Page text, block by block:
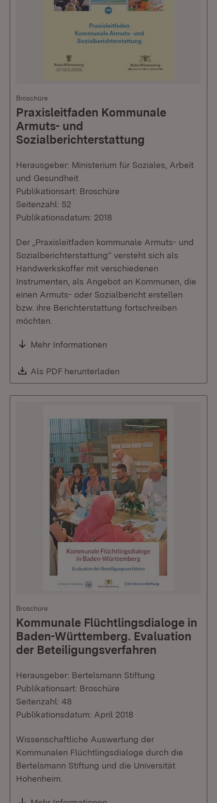
Broschüre
Praxisleitfaden Kommunale
Armuts- und
Sozialberichterstattung
Herausgeber: Ministerium für Soziales, Arbeit
und Gesundheit
Publikationsart: Broschüre
Seitenzahl: 52
Publikationsdatum: 2018
Der „Praxisleitfaden kommunale Armuts- und
Sozialberichterstattung“ versteht sich als
Handwerkskoffer mit verschiedenen
Instrumenten, als Angebot an Kommunen, die
einen Armuts- oder Sozialbericht erstellen
bzw. ihre Berichterstattung fortschreiben
möchten.
Mehr Informationen
Download:
Als PDF herunterladen
Broschüre
Kommunale Flüchtlingsdialoge in
Baden-Württemberg. Evaluation
der Beteiligungsverfahren
Herausgeber: Bertelsmann Stiftung
Publikationsart: Broschüre
Seitenzahl: 48
Publikationsdatum: April 2018
Wissenschaftliche Auswertung der
Kommunalen Flüchtlingsdialoge durch die
Bertelsmann Stiftung und die Universität
Hohenheim.